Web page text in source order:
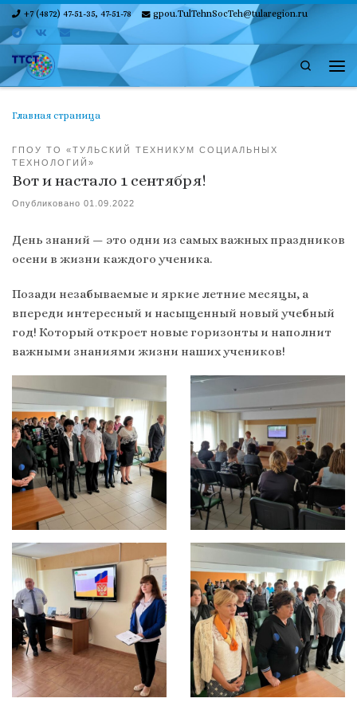
Skip to content
+7 (4872) 47-51-35, 47-51-78 gpou.TulTehnSocTeh@tularegion.ru
Search
Главная страница
ГПОУ ТО «ТУЛЬСКИЙ ТЕХНИКУМ СОЦИАЛЬНЫХ
ТЕХНОЛОГИЙ»
Вот и настало 1 сентября!
Опубликовано 01.09.2022
День знаний — это одни из самых важных праздников
осени в жизни каждого ученика.
Позади незабываемые и яркие летние месяцы, а
впереди интересный и насыщенный новый учебный
год! Который откроет новые горизонты и наполнит
важными знаниями жизни наших учеников!